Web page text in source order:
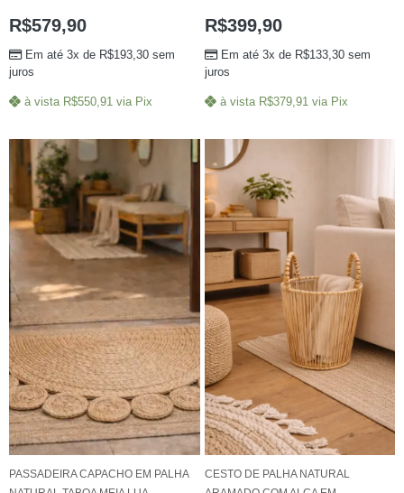
R$579,90
Em até 3x de R$193,30 sem
juros
à vista R$550,91 via Pix
R$399,90
Em até 3x de R$133,30sem
juros
à vista R$379,91 via Pix
PASSADEIRA CAPACHO EM PALHA
CESTO DE PALHA NATURAL